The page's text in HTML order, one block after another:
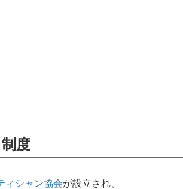
度
ィシャン協会が設立され、